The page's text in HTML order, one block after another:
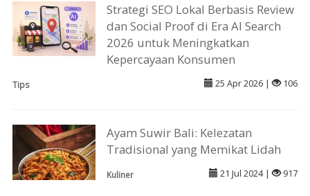
Strategi SEO Lokal Berbasis Review
dan Social Proof di Era AI Search
2026 untuk Meningkatkan
Kepercayaan Konsumen
Tips 25 Apr 2026 | 106
Ayam Suwir Bali: Kelezatan
Tradisional yang Memikat Lidah
Kuliner 21 Jul 2024 | 917